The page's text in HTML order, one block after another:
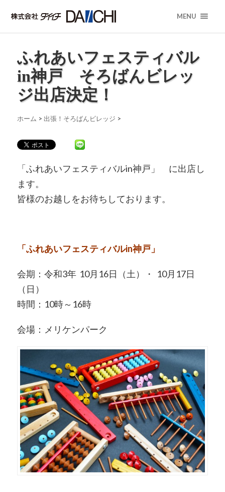
MENU
ふれあいフェスティバル
in神戸 そろばんビレッ
ジ出店決定！
ホーム > 出張！そろばんビレッジ >
「ふれあいフェスティバルin神戸」 に出店し
ます。
皆様のお越しをお待ちしております。
「ふれあいフェスティバルin神戸」
会期：令和3年 10月16日（土）・ 10月17日
（日）
時間：10時～16時
会場：メリケンパーク